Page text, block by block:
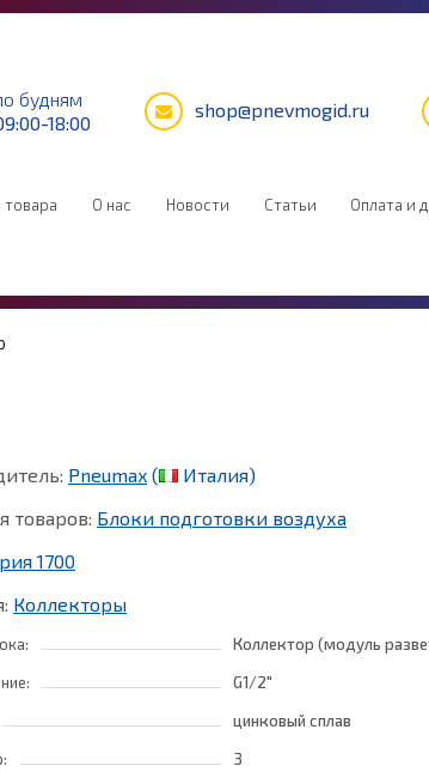
будням
18:00
shop@pnevmogid.ru
О нас Новости Статьи Оплата и
Pneumax (
Италия)
товаров: Блоки подготовки воздуха
1700
Коллекторы
Коллектор (модуль
G1/2"
цинковый сплав
3